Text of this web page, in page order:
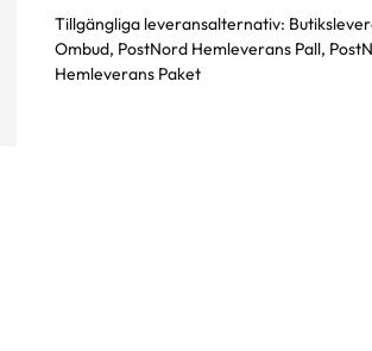
Tillgängliga leveransalternativ:
Ombud, PostNord Hemleverans Pall,
Hemleverans Paket